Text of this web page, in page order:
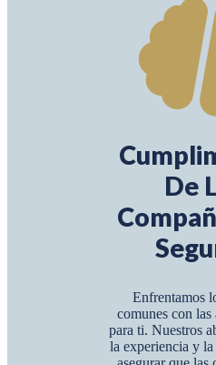
De
Enfrentamos
comunes con las
para ti. Nuestros
la experiencia y